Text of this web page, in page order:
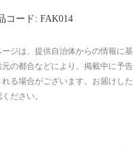
コード: FAK014
ージは、提供自治体からの情報に
元の都合などにより、掲載中に予
れる場合がございます。お届けし
ださい。